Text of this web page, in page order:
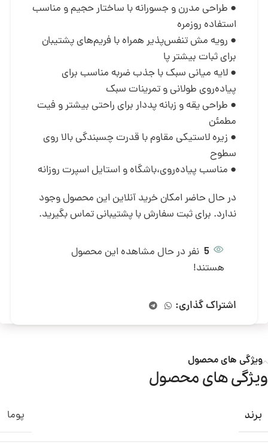
● طراحی مدرن و جسورانه با ساختار حجیم و مناسب
استفاده روزمره
● رویه مش تنفس‌پذیر همراه با فریم‌های پشتیبان
برای ثبات بیشتر پا
● لایه میانی سبک با جذب ضربه مناسب برای
پیاده‌روی طولانی و تمرینات سبک
● طراحی یقه و زبانه پددار برای راحتی بیشتر و فیت
مطمئن
● زیره لاستیکی مقاوم با قدرت چسبندگی بالا روی
سطوح
● مناسب پیاده‌روی،باشگاه و استایل اسپرت روزانه
در حال حاضر امکان خرید آنلاین این محصول وجود
ندارد. برای ثبت سفارش با پشتیبانی تماس بگیرید.
5 نفر در حال مشاهده این محصول
هستند!
اشتراک گذاری:
ویژگی های محصول
ویژگی های محصول
برند پوما